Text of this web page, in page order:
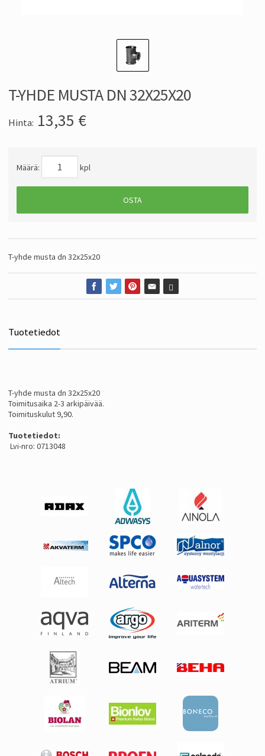
T-YHDE MUSTA DN 32X25X20
Hinta: 13,35 €
Määrä: kpl
OSTA
T-yhde musta dn 32x25x20
Tuotetiedot
T-yhde musta dn 32x25x20
Toimitusaika 2-3 arkipäivää.
Toimituskulut 9,90.
Tuotetiedot:
Lvi-nro: 0713048